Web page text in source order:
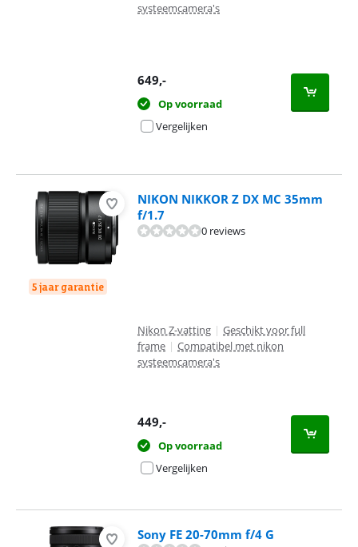
systeemcamera's
649,-
Op voorraad
Vergelijken
5 jaar garantie
NIKON NIKKOR Z DX MC 35mm
f/1.7
0 reviews
Nikon Z-vatting | Geschikt voor full
frame | Compatibel met nikon
systeemcamera's
449,-
Op voorraad
Vergelijken
Sony FE 20-70mm f/4 G